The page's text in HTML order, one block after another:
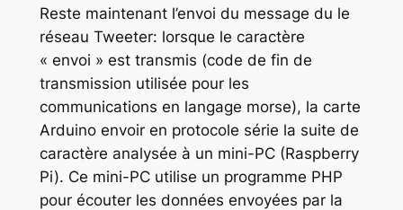
Reste maintenant l’envoi du message du le
réseau Tweeter: lorsque le caractère
« envoi » est transmis (code de fin de
transmission utilisée pour les
communications en langage morse), la carte
Arduino envoir en protocole série la suite de
caractère analysée à un mini-PC (Raspberry
Pi). Ce mini-PC utilise un programme PHP
pour écouter les données envoyées par la